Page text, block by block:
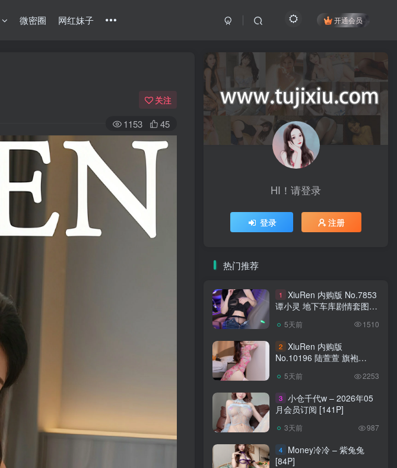
微密圈 网红妹子 开通会员
关注
1153 45
HI！请登录
登录 注册
热门推荐
1
XiuRen 内购版 No.7853
谭小灵 地下车库剧情套图
5天前 1510
2 XiuRen 内购版
No.10196 陆萱萱 旗袍
5天前 2253
3 小仓千代w – 2026年05
月会员订阅 [141P]
3天前 987
4
Money冷冷 – 紫兔兔
[84P]